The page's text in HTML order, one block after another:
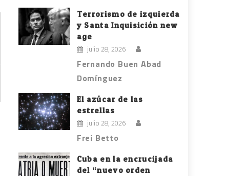
Terrorismo de izquierda
y Santa Inquisición new
age
julio 28, 2026
Fernando Buen Abad
Domínguez
El azúcar de las
estrellas
julio 28, 2026
Frei Betto
Cuba en la encrucijada
del “nuevo orden